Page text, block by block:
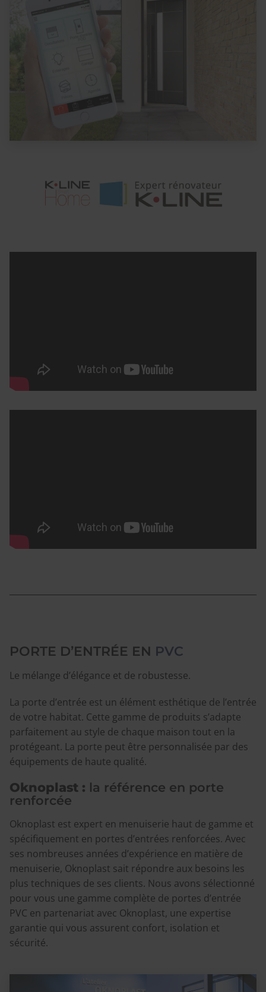
PORTE D’ENTRÉE EN PVC
Le mélange d’élégance et de robustesse.
La porte d’entrée est un élément esthétique de l’entrée
de votre habitat. Cette gamme de produits s’adapte
parfaitement au style de chaque maison tout en la
protégeant. La porte peut être personnalisée par des
équipements de haute qualité.
Oknoplast : la référence en porte
renforcée
Oknoplast est expert en menuiserie haut de gamme et
spécifiquement en portes d’entrées renforcées. Avec
ses nombreuses années d’expérience en matière de
menuiserie, Oknoplast sait répondre aux besoins les
plus techniques de ses clients. Nous avons sélectionné
pour vous une gamme complète de portes d’entrée
PVC en partenariat avec Oknoplast, une expertise
garantie qui vous assurent confort, isolation et
sécurité.